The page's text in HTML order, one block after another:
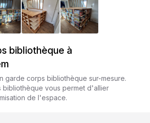
bibliothèque à
garde corps bibliothèque sur-mesure.
bibliothèque vous permet d'allier
de l'espace.